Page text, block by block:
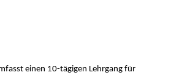
einen 10-tägigen Lehrgang für